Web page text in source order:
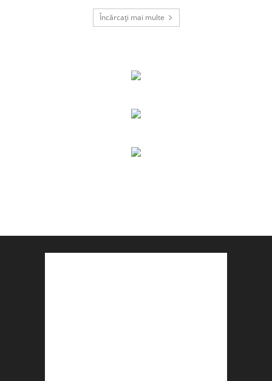
Încărcați mai multe